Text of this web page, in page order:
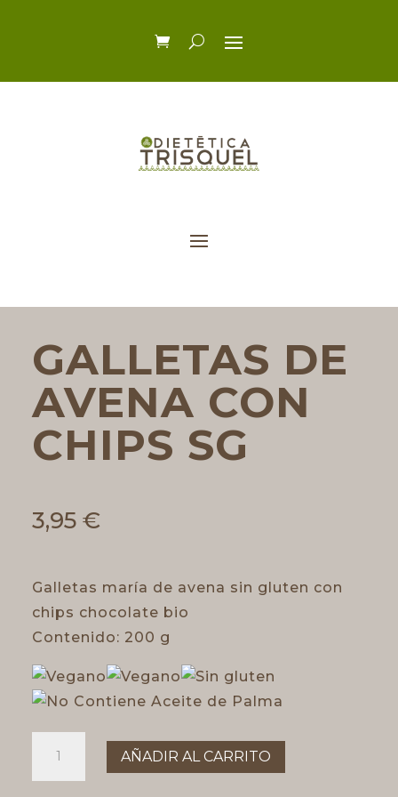
GALLETAS DE
AVENA CON
CHIPS SG
3,95 €
Galletas maría de avena sin gluten con
chips chocolate bio
Contenido: 200 g
avena
AÑADIR AL CARRITO